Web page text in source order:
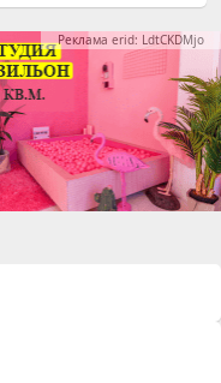
Реклама erid: LdtCKDMjo